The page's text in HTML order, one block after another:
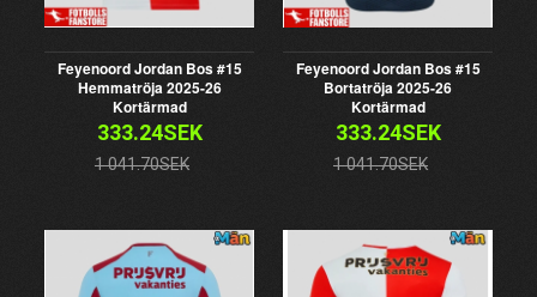
Feyenoord Jordan Bos #15
Hemmatröja 2025-26
Kortärmad
333.24SEK
1 041.70SEK
Feyenoord Jordan Bos #15
Bortatröja 2025-26
Kortärmad
333.24SEK
1 041.70SEK